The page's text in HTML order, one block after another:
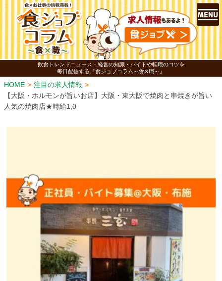
飲食トレンドニュース・経営の知識・バイトや転職のコツを
毎日配信する『食ジョブコラム～食✕職～』
HOME
注目の求人情報
【大阪・ホルモンが旨いお店】大阪・東大阪で焼肉と串焼きが旨い
人気の焼肉店★時給1,0